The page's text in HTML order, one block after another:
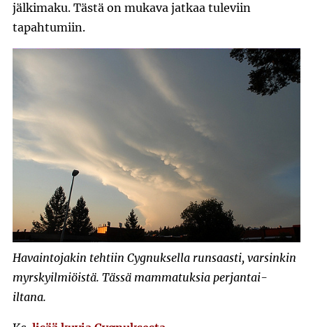
jälkimaku. Tästä on mukava jatkaa tuleviin
tapahtumiin.
Havaintojakin tehtiin Cygnuksella runsaasti, varsinkin
myrskyilmiöistä. Tässä mammatuksia perjantai-
iltana.